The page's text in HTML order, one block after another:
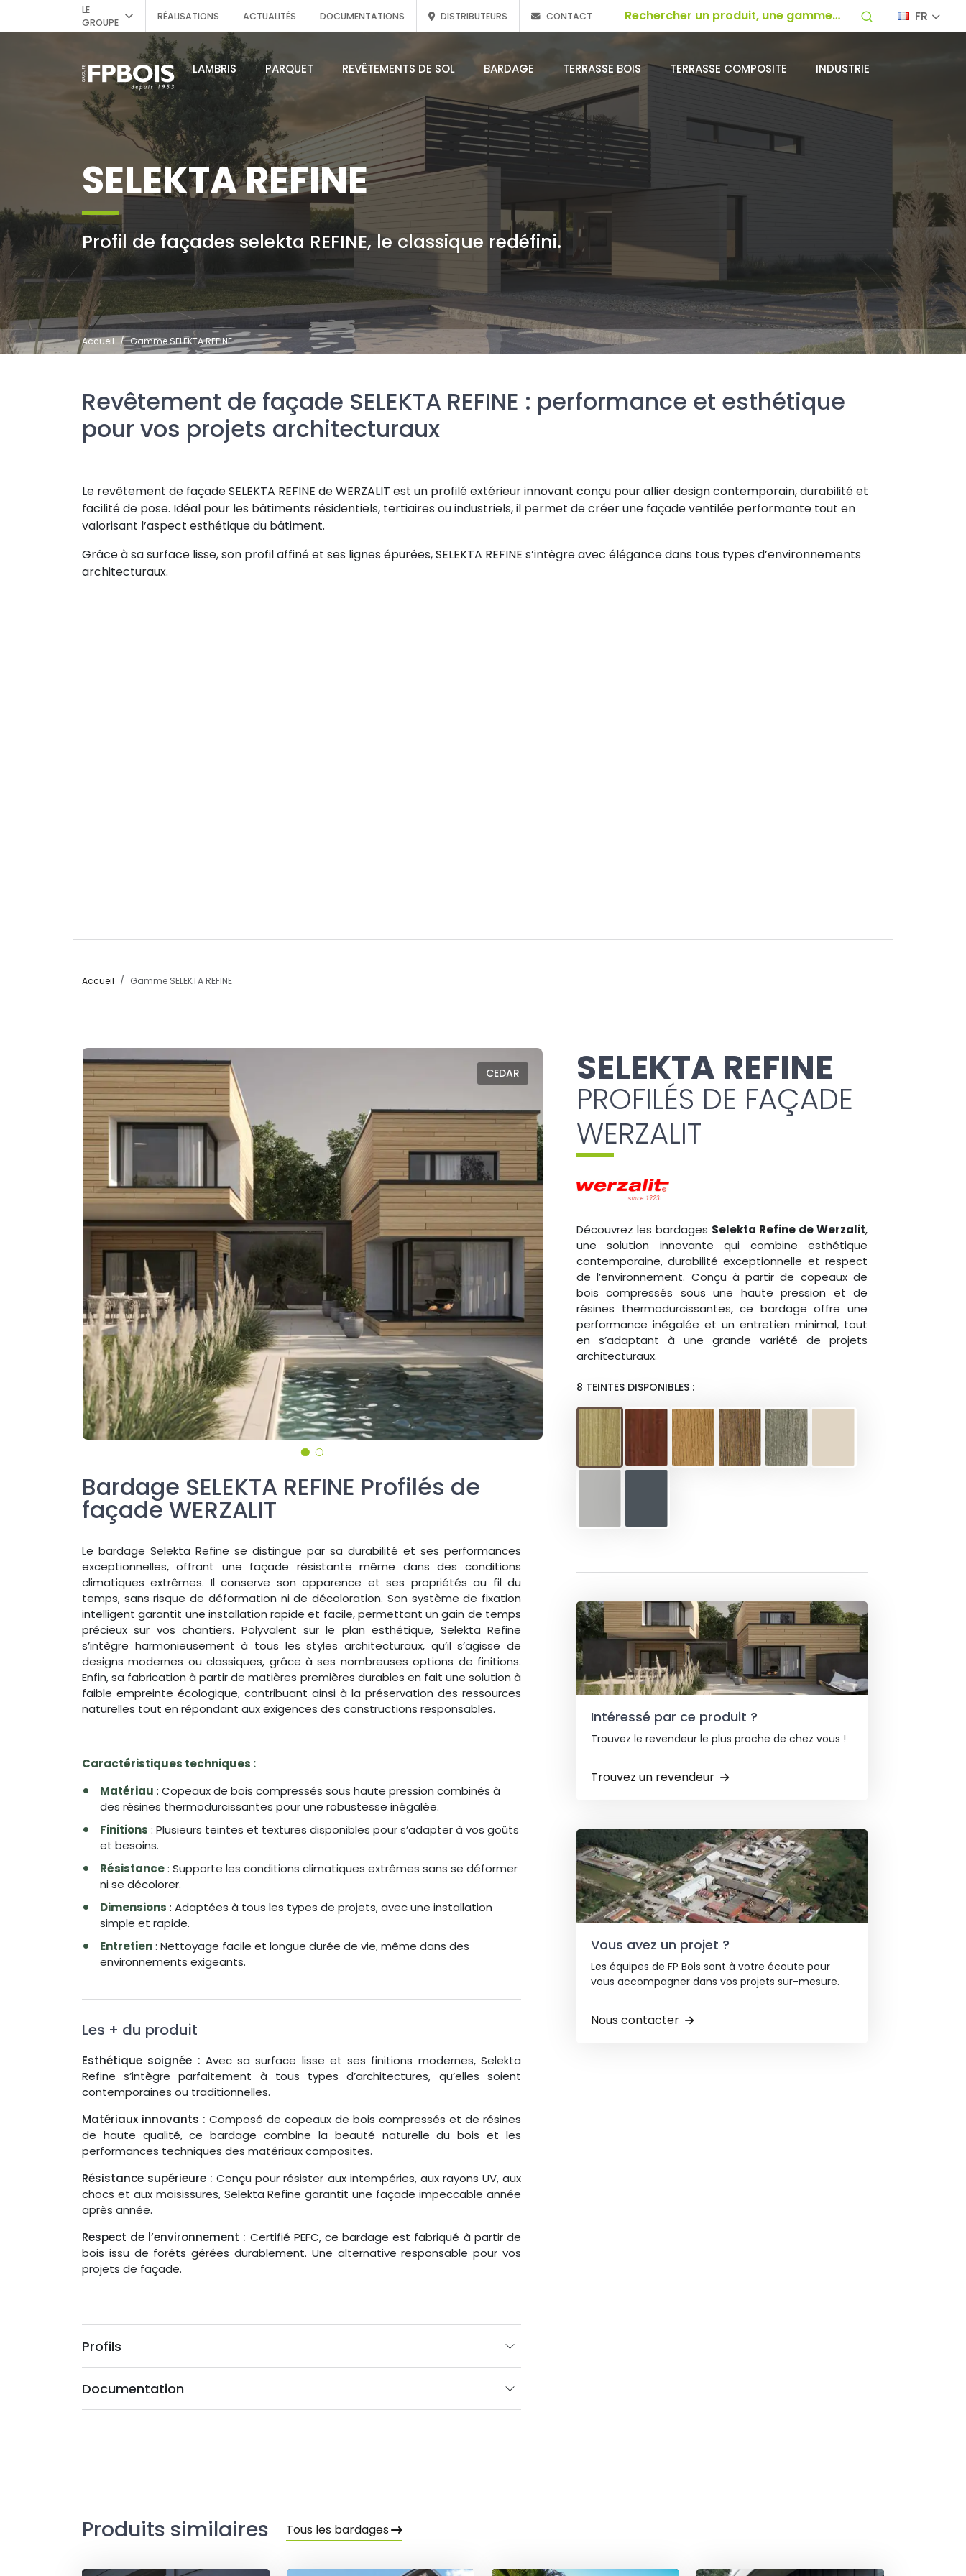
LE
GROUPE
RÉALISATIONS ACTUALITÉS DOCUMENTATIONS DISTRIBUTEURS CONTACT FR
LAMBRIS PARQUET REVÊTEMENTS DE SOL BARDAGE TERRASSE BOIS TERRASSE COMPOSITE INDUSTRIE
SELEKTA REFINE
Profil de façades selekta REFINE, le classique redéfini.
Accueil Gamme SELEKTA REFINE
Revêtement de façade SELEKTA REFINE : performance et esthétique
pour vos projets architecturaux
Le revêtement de façade SELEKTA REFINE de WERZALIT est un profilé extérieur innovant conçu pour allier design contemporain, durabilité et
facilité de pose. Idéal pour les bâtiments résidentiels, tertiaires ou industriels, il permet de créer une façade ventilée performante tout en
valorisant l’aspect esthétique du bâtiment.
Grâce à sa surface lisse, son profil affiné et ses lignes épurées, SELEKTA REFINE s’intègre avec élégance dans tous types d’environnements
architecturaux.
Accueil Gamme SELEKTA REFINE
SELEKTA REFINE
PROFILÉS DE FAÇADE
WERZALIT
Découvrez les bardages Selekta Refine de Werzalit,
une solution innovante qui combine esthétique
contemporaine, durabilité exceptionnelle et respect
de l’environnement. Conçu à partir de copeaux de
bois compressés sous une haute pression et de
résines thermodurcissantes, ce bardage offre une
performance inégalée et un entretien minimal, tout
en s’adaptant à une grande variété de projets
architecturaux.
8 TEINTES DISPONIBLES :
Intéressé par ce produit ?
Trouvez le revendeur le plus proche de chez vous !
Trouvez un revendeur
Vous avez un projet ?
Les équipes de FP Bois sont à votre écoute pour
vous accompagner dans vos projets sur-mesure.
Nous contacter
CEDAR
Bardage SELEKTA REFINE Profilés de
façade WERZALIT
Le bardage Selekta Refine se distingue par sa durabilité et ses performances
exceptionnelles, offrant une façade résistante même dans des conditions
climatiques extrêmes. Il conserve son apparence et ses propriétés au fil du
temps, sans risque de déformation ni de décoloration. Son système de fixation
intelligent garantit une installation rapide et facile, permettant un gain de temps
précieux sur vos chantiers. Polyvalent sur le plan esthétique, Selekta Refine
s’intègre harmonieusement à tous les styles architecturaux, qu’il s’agisse de
designs modernes ou classiques, grâce à ses nombreuses options de finitions.
Enfin, sa fabrication à partir de matières premières durables en fait une solution à
faible empreinte écologique, contribuant ainsi à la préservation des ressources
naturelles tout en répondant aux exigences des constructions responsables.
Caractéristiques techniques :
Matériau : Copeaux de bois compressés sous haute pression combinés à
des résines thermodurcissantes pour une robustesse inégalée.
Finitions : Plusieurs teintes et textures disponibles pour s’adapter à vos goûts
et besoins.
Résistance: Supporte les conditions climatiques extrêmes sans se déformer
ni se décolorer.
Dimensions : Adaptées à tous les types de projets, avec une installation
simple et rapide.
Entretien: Nettoyage facile et longue durée de vie, même dans des
environnements exigeants.
Les + du produit
Esthétique soignée : Avec sa surface lisse et ses finitions modernes, Selekta
Refine s’intègre parfaitement à tous types d’architectures, qu’elles soient
contemporaines ou traditionnelles.
Matériaux innovants : Composé de copeaux de bois compressés et de résines
de haute qualité, ce bardage combine la beauté naturelle du bois et les
performances techniques des matériaux composites.
Résistance supérieure : Conçu pour résister aux intempéries, aux rayons UV, aux
chocs et aux moisissures, Selekta Refine garantit une façade impeccable année
après année.
Respect de l’environnement : Certifié PEFC, ce bardage est fabriqué à partir de
bois issu de forêts gérées durablement. Une alternative responsable pour vos
projets de façade.
Profils
Documentation
Produits similaires Tous les bardages